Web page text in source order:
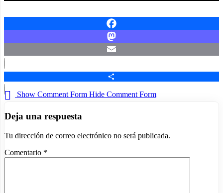
Email
Compartir
Show Comment Form Hide Comment Form
Deja una respuesta
Tu dirección de correo electrónico no será publicada.
Comentario *